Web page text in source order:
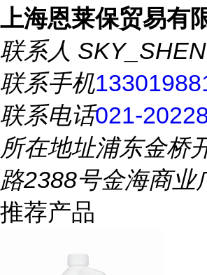
上海恩莱保贸易有
联系人
联系手机
联系电话021-
所在地址浦东金桥
路2388号金海商业
推荐产品